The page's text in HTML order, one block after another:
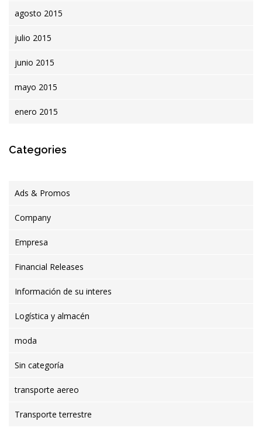
agosto 2015
julio 2015
junio 2015
mayo 2015
enero 2015
Categories
Ads & Promos
Company
Empresa
Financial Releases
Información de su interes
Logística y almacén
moda
Sin categoría
transporte aereo
Transporte terrestre